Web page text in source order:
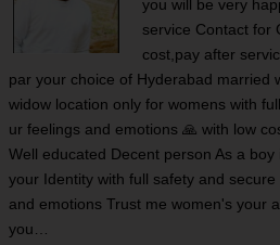
you will be very
service Contact for
cost,pay after
par your choice of Hyderabad married
widow location only for womens with
ur feelings and emotions 🙏 with low
Well educated Decent person As a
your Identity with full safety and
and emotions Trust me women's your
you…